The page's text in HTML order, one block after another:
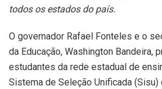
todos os estados do país.
O governador Rafael Fonteles e o
da Educação, Washington Bandeira,
estudantes da rede estadual de
Sistema de Seleção Unificada